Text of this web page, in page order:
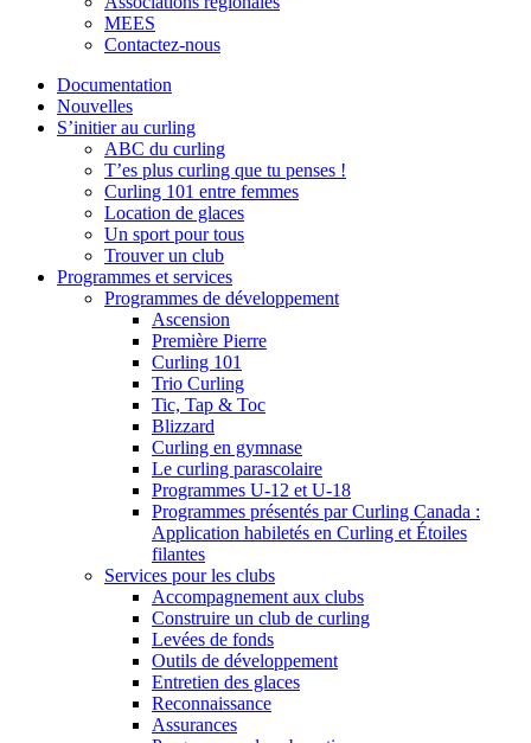
MEES
Contactez-nous
Documentation
Nouvelles
S’initier au curling
ABC du curling
T’es plus curling que tu penses !
Curling 101 entre femmes
Location de glaces
Un sport pour tous
Trouver un club
Programmes et services
Programmes de développement
Ascension
Première Pierre
Curling 101
Trio Curling
Tic, Tap & Toc
Blizzard
Curling en gymnase
Le curling parascolaire
Programmes U-12 et U-18
Programmes présentés par Curling Canada :
Application habiletés en Curling et Étoiles
filantes
Services pour les clubs
Accompagnement aux clubs
Construire un club de curling
Levées de fonds
Outils de développement
Entretien des glaces
Reconnaissance
Assurances